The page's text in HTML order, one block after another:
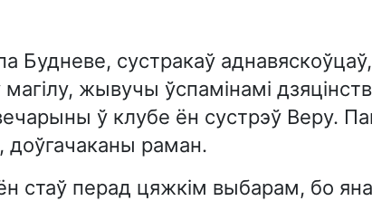
Будневе, сустракаў аднавяскоўцаў,
жывучы ўспамінамі
ў клубе ён сустрэў Веру.
раман.
стаў перад цяжкім выбарам, бо